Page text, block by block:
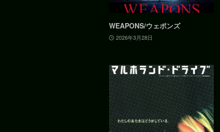
WEAPONS/ウェポンズ
2026年3月28日